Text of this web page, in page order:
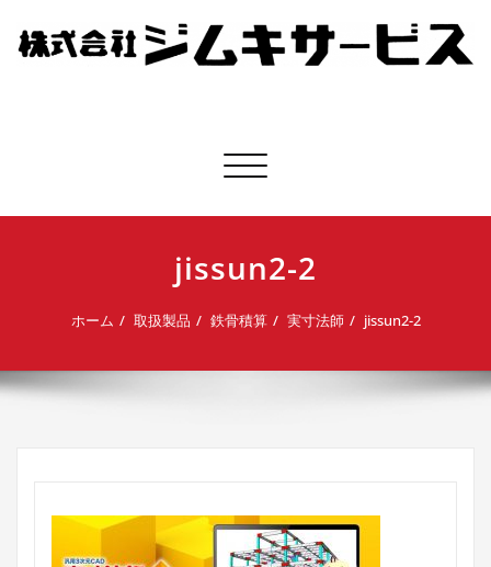
ナビゲーション切り替え
jissun2-2
ホーム 取扱製品 鉄骨積算 実寸法師 jissun2-2